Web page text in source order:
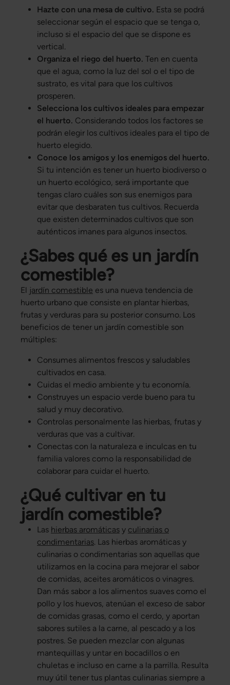
Hazte con una mesa de cultivo. Esta se podrá
seleccionar según el espacio que se tenga o,
incluso si el espacio del que se dispone es
vertical.
Organiza el riego del huerto. Ten en cuenta
que el agua, como la luz del sol o el tipo de
sustrato, es vital para que los cultivos
prosperen.
Selecciona los cultivos ideales para empezar
el huerto. Considerando todos los factores se
podrán elegir los cultivos ideales para el tipo de
huerto elegido.
Conoce los amigos y los enemigos del huerto.
Si tu intención es tener un huerto biodiverso o
un huerto ecológico, será importante que
tengas claro cuáles son sus enemigos para
evitar que desbaraten tus cultivos. Recuerda
que existen determinados cultivos que son
auténticos imanes para algunos insectos.
¿Sabes qué es un jardín
comestible?
El jardín comestible es una nueva tendencia de
huerto urbano que consiste en plantar hierbas,
frutas y verduras para su posterior consumo. Los
beneficios de tener un jardín comestible son
múltiples:
Consumes alimentos frescos y saludables
cultivados en casa.
Cuidas el medio ambiente y tu economía.
Construyes un espacio verde bueno para tu
salud y muy decorativo.
Controlas personalmente las hierbas, frutas y
verduras que vas a cultivar.
Conectas con la naturaleza e inculcas en tu
familia valores como la responsabilidad de
colaborar para cuidar el huerto.
¿Qué cultivar en tu
jardín comestible?
Las hierbas aromáticas y culinarias o
condimentarias. Las hierbas aromáticas y
culinarias o condimentarias son aquellas que
utilizamos en la cocina para mejorar el sabor
de comidas, aceites aromáticos o vinagres.
Dan más sabor a los alimentos suaves como el
pollo y los huevos, atenúan el exceso de sabor
de comidas grasas, como el cerdo, y aportan
sabores sutiles a la carne, al pescado y a los
postres. Se pueden mezclar con algunas
mantequillas y untar en bocadillos o en
chuletas e incluso en carne a la parrilla. Resulta
muy útil tener tus plantas culinarias siempre a